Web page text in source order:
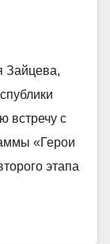
Зайцева,
встречу с
«Герои
этапа